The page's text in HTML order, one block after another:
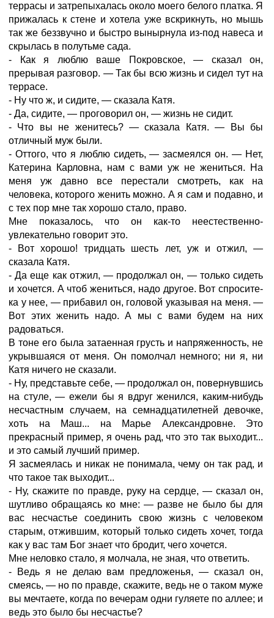
террасы и затрепыхалась около моего белого платка. Я
прижалась к стене и хотела уже вскрикнуть, но мышь
так же беззвучно и быстро вынырнула из-под навеса и
скрылась в полутьме сада.
- Как я люблю ваше Покровское, — сказал он,
прерывая разговор. — Так бы всю жизнь и сидел тут на
террасе.
- Ну что ж, и сидите, — сказала Катя.
- Да, сидите, — проговорил он, — жизнь не сидит.
- Что вы не женитесь? — сказала Катя. — Вы бы
отличный муж были.
- Оттого, что я люблю сидеть, — засмеялся он. — Нет,
Катерина Карловна, нам с вами уж не жениться. На
меня уж давно все перестали смотреть, как на
человека, которого женить можно. А я сам и подавно, и
с тех пор мне так хорошо стало, право.
Мне показалось, что он как-то неестественно-
увлекательно говорит это.
- Вот хорошо! тридцать шесть лет, уж и отжил, —
сказала Катя.
- Да еще как отжил, — продолжал он, — только сидеть
и хочется. А чтоб жениться, надо другое. Вот спросите-
ка у нее, — прибавил он, головой указывая на меня. —
Вот этих женить надо. А мы с вами будем на них
радоваться.
В тоне его была затаенная грусть и напряженность, не
укрывшаяся от меня. Он помолчал немного; ни я, ни
Катя ничего не сказали.
- Ну, представьте себе, — продолжал он, повернувшись
на стуле, — ежели бы я вдруг женился, каким-нибудь
несчастным случаем, на семнадцатилетней девочке,
хоть на Маш... на Марье Александровне. Это
прекрасный пример, я очень рад, что это так выходит...
и это самый лучший пример.
Я засмеялась и никак не понимала, чему он так рад, и
что такое так выходит...
- Ну, скажите по правде, руку на сердце, — сказал он,
шутливо обращаясь ко мне: — разве не было бы для
вас несчастье соединить свою жизнь с человеком
старым, отжившим, который только сидеть хочет, тогда
как у вас там Бог знает что бродит, чего хочется.
Мне неловко стало, я молчала, не зная, что ответить.
- Ведь я не делаю вам предложенья, — сказал он,
смеясь, — но по правде, скажите, ведь не о таком муже
вы мечтаете, когда по вечерам одни гуляете по аллее; и
ведь это было бы несчастье?